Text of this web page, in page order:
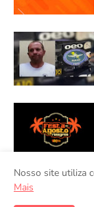
Nosso site utiliza
Mais